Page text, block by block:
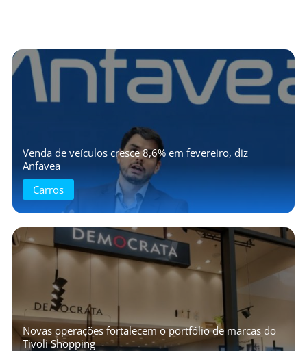
Venda de veículos cresce 8,6% em fevereiro, diz
Anfavea
Carros
Novas operações fortalecem o portfólio de marcas do
Tivoli Shopping